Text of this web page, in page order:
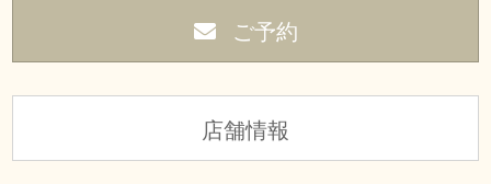
ご予約
店舗情報